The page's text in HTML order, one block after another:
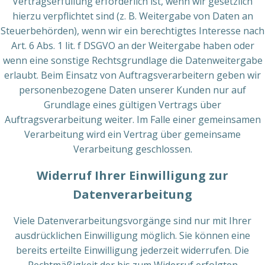
hierzu verpflichtet sind (z. B. Weitergabe von Daten an
Steuerbehörden), wenn wir ein berechtigtes Interesse nach
Art. 6 Abs. 1 lit. f DSGVO an der Weitergabe haben oder
wenn eine sonstige Rechtsgrundlage die Datenweitergabe
erlaubt. Beim Einsatz von Auftragsverarbeitern geben wir
personenbezogene Daten unserer Kunden nur auf
Grundlage eines gültigen Vertrags über
Auftragsverarbeitung weiter. Im Falle einer gemeinsamen
Verarbeitung wird ein Vertrag über gemeinsame
Verarbeitung geschlossen.
Widerruf Ihrer Einwilligung zur
Datenverarbeitung
Viele Datenverarbeitungsvorgänge sind nur mit Ihrer
ausdrücklichen Einwilligung möglich. Sie können eine
bereits erteilte Einwilligung jederzeit widerrufen. Die